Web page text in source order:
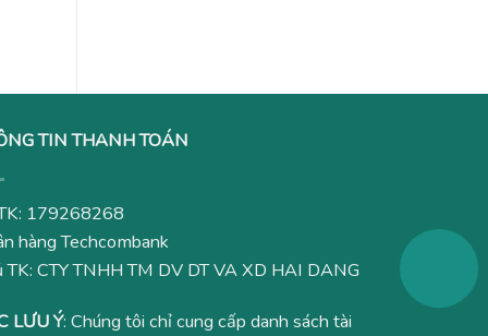
TIN THANH TOÁN
179268268
hàng Techcombank
TK: CTY TNHH TM DV DT VA XD HAI DANG
LƯU Ý: Chúng tôi chỉ cung cấp danh sách tài